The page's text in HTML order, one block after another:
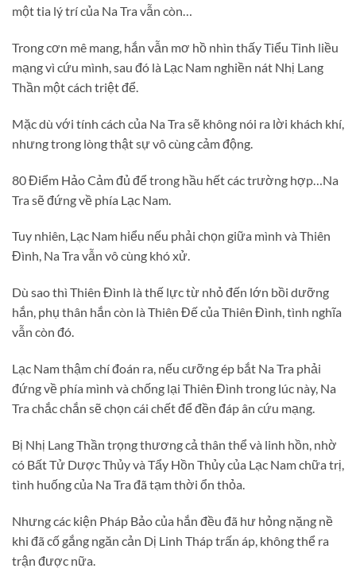
một tia lý trí của Na Tra vẫn còn…
Trong cơn mê mang, hắn vẫn mơ hồ nhìn thấy Tiểu Tinh liều
mạng vì cứu mình, sau đó là Lạc Nam nghiền nát Nhị Lang
Thần một cách triệt để.
Mặc dù với tính cách của Na Tra sẽ không nói ra lời khách khí,
nhưng trong lòng thật sự vô cùng cảm động.
80 Điểm Hảo Cảm đủ để trong hầu hết các trường hợp…Na
Tra sẽ đứng về phía Lạc Nam.
Tuy nhiên, Lạc Nam hiểu nếu phải chọn giữa mình và Thiên
Đình, Na Tra vẫn vô cùng khó xử.
Dù sao thì Thiên Đình là thế lực từ nhỏ đến lớn bồi dưỡng
hắn, phụ thân hắn còn là Thiên Đế của Thiên Đình, tình nghĩa
vẫn còn đó.
Lạc Nam thậm chí đoán ra, nếu cưỡng ép bắt Na Tra phải
đứng về phía mình và chống lại Thiên Đình trong lúc này, Na
Tra chắc chắn sẽ chọn cái chết để đền đáp ân cứu mạng.
Bị Nhị Lang Thần trọng thương cả thân thể và linh hồn, nhờ
có Bất Tử Dược Thủy và Tẩy Hồn Thủy của Lạc Nam chữa trị,
tình huống của Na Tra đã tạm thời ổn thỏa.
Nhưng các kiện Pháp Bảo của hắn đều đã hư hỏng nặng nề
khi đã cố gắng ngăn cản Dị Linh Tháp trấn áp, không thể ra
trận được nữa.